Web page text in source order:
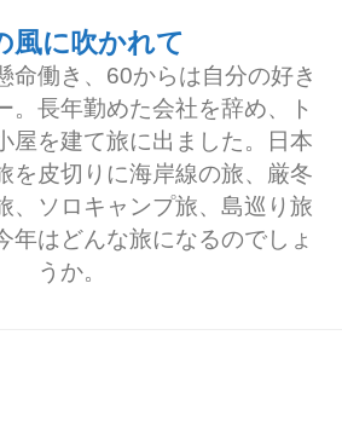
風に吹かれて
命働き、60からは自分の好き
。長年勤めた会社を辞め、ト
屋を建て旅に出ました。日本
を皮切りに海岸線の旅、厳冬
、ソロキャンプ旅、島巡り旅
年はどんな旅になるのでしょ
うか。